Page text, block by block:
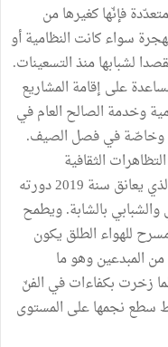
فإنّها كغيرها من
سواء كانت النظامية أو
لشبابها منذ التسعينات.
على إقامة المشاريع
وخدمة الصالح العام في
وخاصّة في فصل الصيف.
الثقافية
والمهرجانات ومن أعرقها مهرجان قبودية الذي يعانق سنة 2019 دورته
والشبابي بالشابة. ويطمح
للهواء الطلق يكون
من المبدعين وهو ما
زخرت بكفاءات في الفنّ
سطع نجمها على المستوى